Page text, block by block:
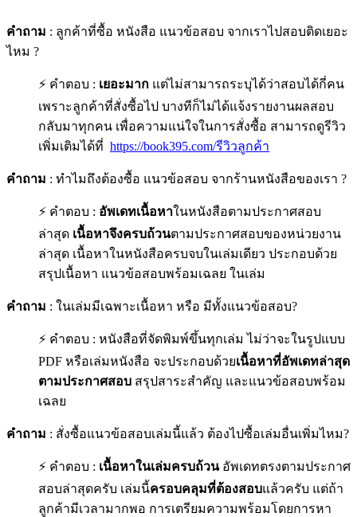
คำถาม : ลูกค้าที่ซื้อ หนังสือ แนวข้อสอบ จากเราไปสอบติดเยอะ
ไหม ?
⚡ คำตอบ : เยอะมาก แต่ไม่สามารถระบุได้ว่าสอบได้กี่คน
เพราะลูกค้าที่สั่งซื้อไป บางทีก็ไม่ได้แจ้งรายงานผลสอบ
กลับมาทุกคน เพื่อความแน่ใจในการสั่งซื้อ สามารถดูรีวิว
เพิ่มเติมได้ที่ https://book395.com/รีวิวลูกค้า
คำถาม : ทำไมถึงต้องซื้อ แนวข้อสอบ จากร้านหนังสือของเรา ?
⚡ คำตอบ : อัพเดทเนื้อหาในหนังสือตามประกาศสอบ
ล่าสุด เนื้อหาจึงครบถ้วนตามประกาศสอบของหน่วยงาน
ล่าสุด เนื้อหาในหนังสือครบจบในเล่มเดียว ประกอบด้วย
สรุปเนื้อหา แนวข้อสอบพร้อมเฉลย ในเล่ม
คำถาม : ในเล่มมีเฉพาะเนื้อหา หรือ มีทั้งแนวข้อสอบ?
⚡ คำตอบ : หนังสือที่จัดพิมพ์ขึ้นทุกเล่ม ไม่ว่าจะในรูปแบบ
PDF หรือเล่มหนังสือ จะประกอบด้วยเนื้อหาที่อัพเดทล่าสุด
ตามประกาศสอบ สรุปสาระสำคัญ และแนวข้อสอบพร้อม
เฉลย
คำถาม : สั่งซื้อแนวข้อสอบเล่มนี้แล้ว ต้องไปซื้อเล่มอื่นเพิ่มไหม?
⚡ คำตอบ : เนื้อหาในเล่มครบถ้วนอัพเดทตรงตามประกาศ
สอบล่าสุดครับ เล่มนี้ครอบคลุมที่ต้องสอบแล้วครับ แต่ถ้า
ลูกค้ามีเวลามากพอ การเตรียมความพร้อมโดยการหา